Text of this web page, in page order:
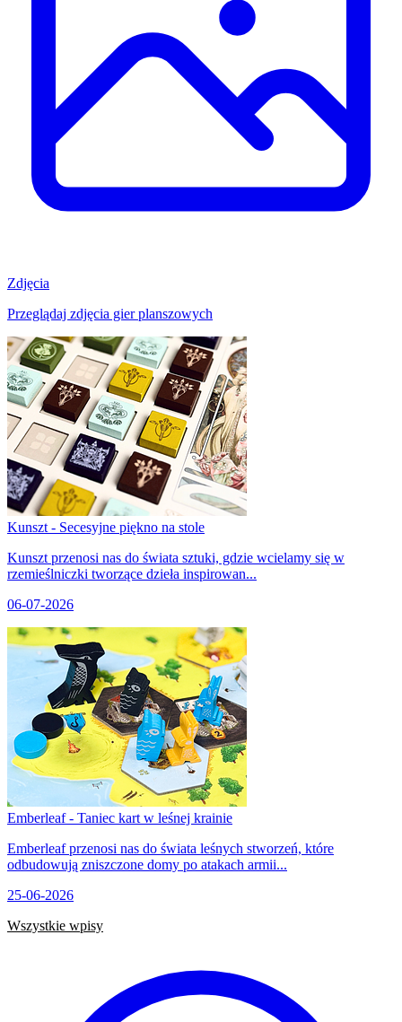
Zdjęcia
Przeglądaj zdjęcia gier planszowych
Kunszt - Secesyjne piękno na stole
Kunszt przenosi nas do świata sztuki, gdzie wcielamy się w
rzemieślniczki tworzące dzieła inspirowan...
06-07-2026
Emberleaf - Taniec kart w leśnej krainie
Emberleaf przenosi nas do świata leśnych stworzeń, które
odbudowują zniszczone domy po atakach armii...
25-06-2026
Wszystkie wpisy